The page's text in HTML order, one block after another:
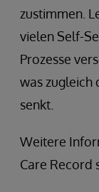
zustimmen.
vielen Self-
Prozesse
was zugleich
senkt.
Weitere
Care Record